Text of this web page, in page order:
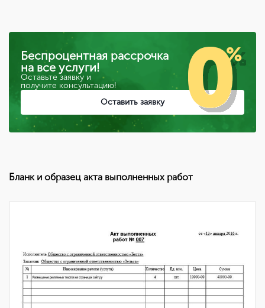
Беспроцентная рассрочка
на все услуги!
Оставьте заявку и
получите консультацию!
Оставить заявку
Бланк и образец акта выполненных работ